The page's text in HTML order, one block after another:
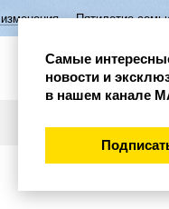
семьи в Нижегородской
Самые
новости и
в нашем канале